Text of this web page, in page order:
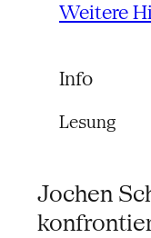
Weitere
Info
Lesung
Jochen